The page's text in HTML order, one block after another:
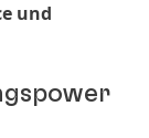
und